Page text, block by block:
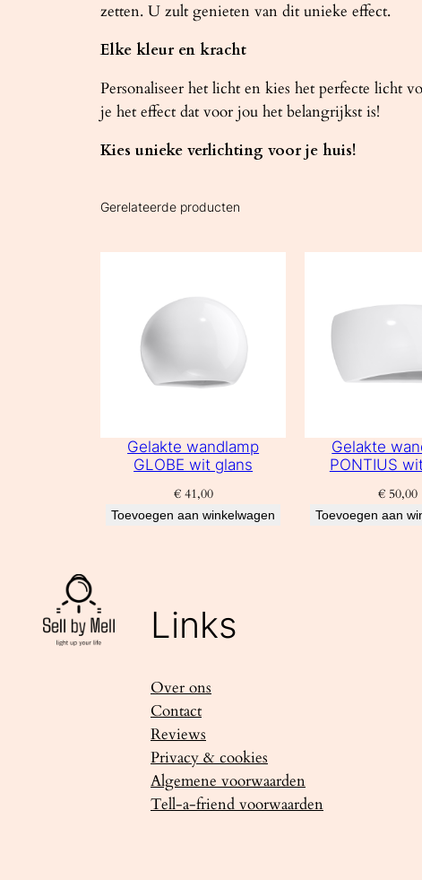
zetten. U zult genieten van dit unieke effect.
Elke kleur en kracht
Personaliseer het licht en kies het perfecte licht
je het effect dat voor jou het belangrijkst is!
Kies unieke verlichting voor je huis!
Gerelateerde producten
Gelakte wandlamp
GLOBE wit glans
€41,00
Toevoegen aan winkelwagen
Gelakte
PONTIUS
€50,00
Toevoegen aan
Links
Over ons
Contact
Reviews
Privacy & cookies
Algemene voorwaarden
Tell-a-friend voorwaarden